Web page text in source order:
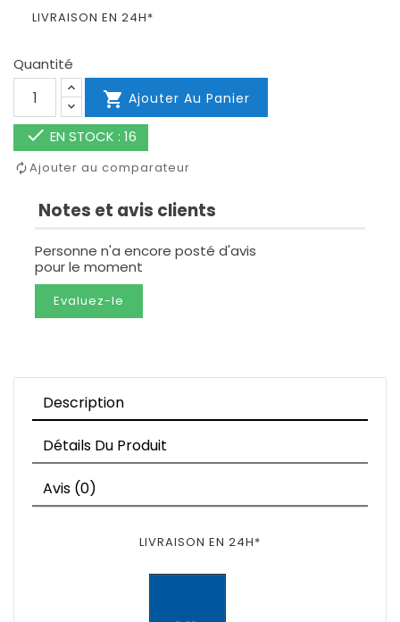
LIVRAISON EN 24H*
Quantité
 Ajouter Au Panier
 EN STOCK : 16
Ajouter au comparateur
Notes et avis clients
Personne n'a encore posté d'avis
pour le moment
Evaluez-le
Description
Détails Du Produit
Avis (0)
LIVRAISON EN 24H*